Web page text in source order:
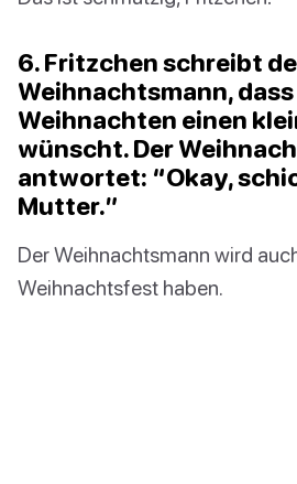
6. Fritzchen schreibt
Weihnachtsmann,
Weihnachten einen
wünscht. Der
antwortet: “Okay,
Mutter.”
Der Weihnachtsmann wird
Weihnachtsfest haben.